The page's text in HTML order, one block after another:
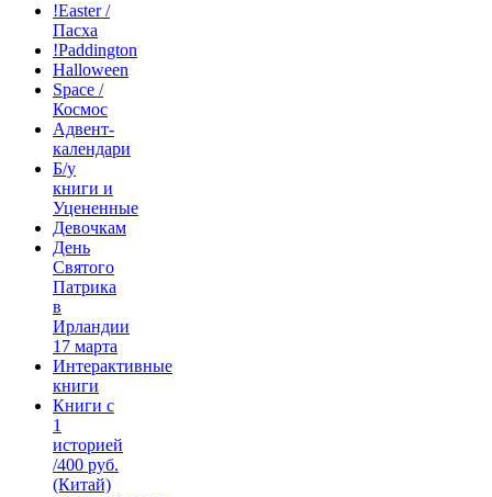
!Easter /
Пасха
!Paddington
Halloween
Space /
Космос
Адвент-
календари
Б/у
книги и
Уцененные
Девочкам
День
Святого
Патрика
в
Ирландии
17 марта
Интерактивные
книги
Книги с
1
историей
/400 руб.
(Китай)